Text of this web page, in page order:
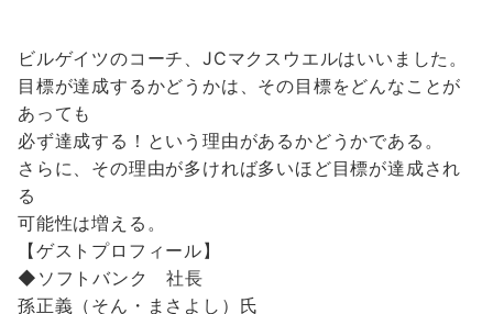
ビルゲイツのコーチ、JCマクスウエルはいいました。
目標が達成するかどうかは、その目標をどんなことが
あっても
必ず達成する！という理由があるかどうかである。
さらに、その理由が多ければ多いほど目標が達成され
る
可能性は増える。
【ゲストプロフィール】
◆ソフトバンク 社長
孫正義（そん・まさよし）氏